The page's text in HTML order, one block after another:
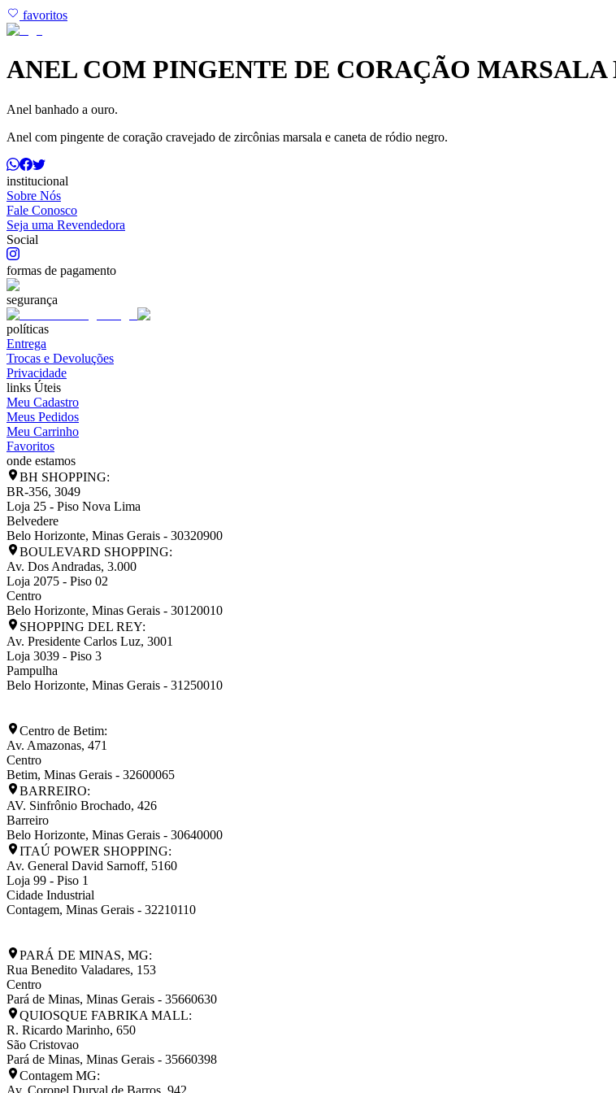
favoritos
ANEL COM PINGENTE DE CORAÇÃO MARSALA
Anel banhado a ouro.
Anel com pingente de coração cravejado de zircônias marsala e caneta de ródio negro.
institucional
Sobre Nós
Fale Conosco
Seja uma Revendedora
Social
formas de pagamento
segurança
políticas
Entrega
Trocas e Devoluções
Privacidade
links Úteis
Meu Cadastro
Meus Pedidos
Meu Carrinho
Favoritos
onde estamos
BH SHOPPING:
BR-356, 3049
Loja 25 - Piso Nova Lima
Belvedere
Belo Horizonte, Minas Gerais - 30320900
BOULEVARD SHOPPING:
Av. Dos Andradas, 3.000
Loja 2075 - Piso 02
Centro
Belo Horizonte, Minas Gerais - 30120010
SHOPPING DEL REY:
Av. Presidente Carlos Luz, 3001
Loja 3039 - Piso 3
Pampulha
Belo Horizonte, Minas Gerais - 31250010
Centro de Betim:
Av. Amazonas, 471
Centro
Betim, Minas Gerais - 32600065
BARREIRO:
AV. Sinfrônio Brochado, 426
Barreiro
Belo Horizonte, Minas Gerais - 30640000
ITAÚ POWER SHOPPING:
Av. General David Sarnoff, 5160
Loja 99 - Piso 1
Cidade Industrial
Contagem, Minas Gerais - 32210110
PARÁ DE MINAS, MG:
Rua Benedito Valadares, 153
Centro
Pará de Minas, Minas Gerais - 35660630
QUIOSQUE FABRIKA MALL:
R. Ricardo Marinho, 650
São Cristovao
Pará de Minas, Minas Gerais - 35660398
Contagem MG:
Av. Coronel Durval de Barros, 942